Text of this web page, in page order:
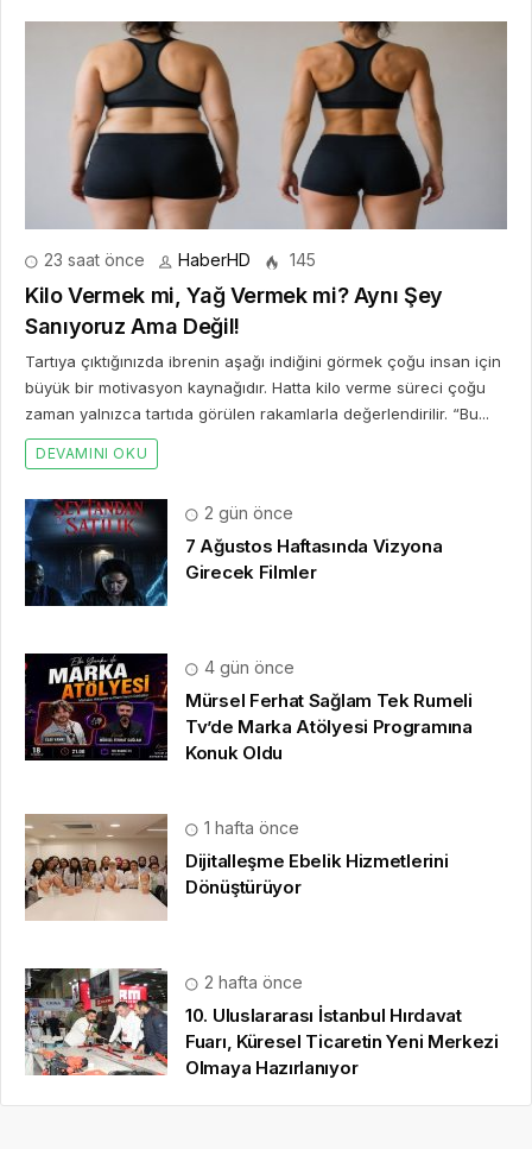
23 saat önce HaberHD 145
Kilo Vermek mi, Yağ Vermek mi? Aynı Şey
Sanıyoruz Ama Değil!
Tartıya çıktığınızda ibrenin aşağı indiğini görmek çoğu insan için
büyük bir motivasyon kaynağıdır. Hatta kilo verme süreci çoğu
zaman yalnızca tartıda görülen rakamlarla değerlendirilir. “Bu...
DEVAMINI OKU
2 gün önce
7 Ağustos Haftasında Vizyona
Girecek Filmler
4 gün önce
Mürsel Ferhat Sağlam Tek Rumeli
Tv’de Marka Atölyesi Programına
Konuk Oldu
1 hafta önce
Dijitalleşme Ebelik Hizmetlerini
Dönüştürüyor
2 hafta önce
10. Uluslararası İstanbul Hırdavat
Fuarı, Küresel Ticaretin Yeni Merkezi
Olmaya Hazırlanıyor